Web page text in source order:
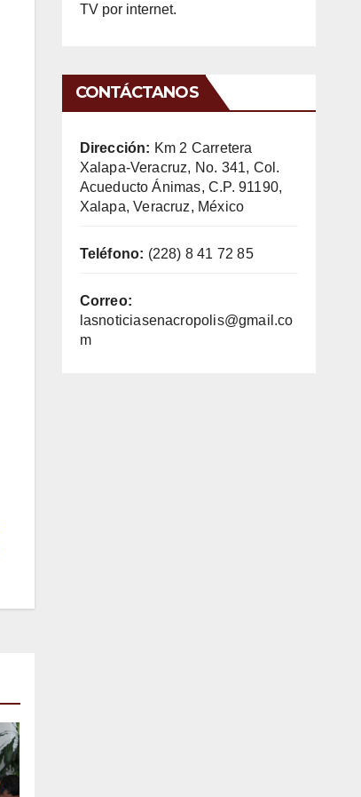
TV por internet.
CONTÁCTANOS
Dirección: Km 2 Carretera
Xalapa-Veracruz, No. 341, Col.
Acueducto Ánimas, C.P. 91190,
Xalapa, Veracruz, México
Teléfono: (228) 8 41 72 85
Correo:
lasnoticiasenacropolis@gmail.co
m